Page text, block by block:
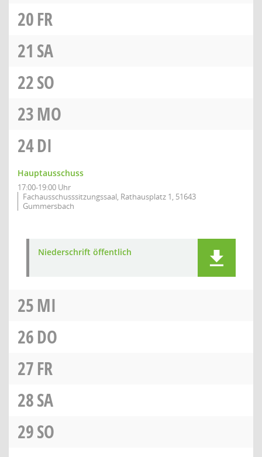
20FR
21 SA
22SO
23MO
24DI
Hauptausschuss
17:00-19:00 Uhr
Fachausschusssitzungssaal, Rathausplatz 1, 51643
Gummersbach
Niederschrift öffentlich
25MI
26DO
27FR
28SA
29SO